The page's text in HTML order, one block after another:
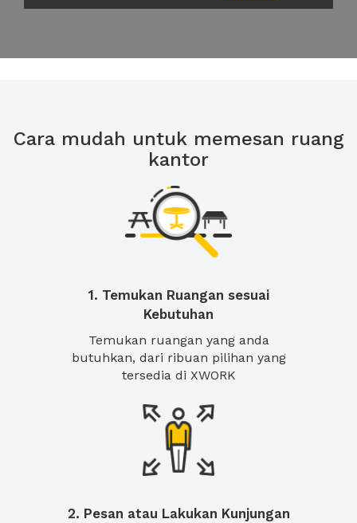
Cara mudah untuk memesan ruang
kantor
1. Temukan Ruangan sesuai
Kebutuhan
Temukan ruangan yang anda
butuhkan, dari ribuan pilihan yang
tersedia di XWORK
2. Pesan atau Lakukan Kunjungan